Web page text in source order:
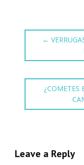
←
¿COMETES
Leave a Reply